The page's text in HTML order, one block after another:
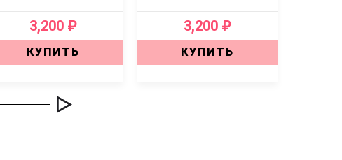
3,200 ₽
КУПИТЬ
3,200 ₽
КУПИТЬ